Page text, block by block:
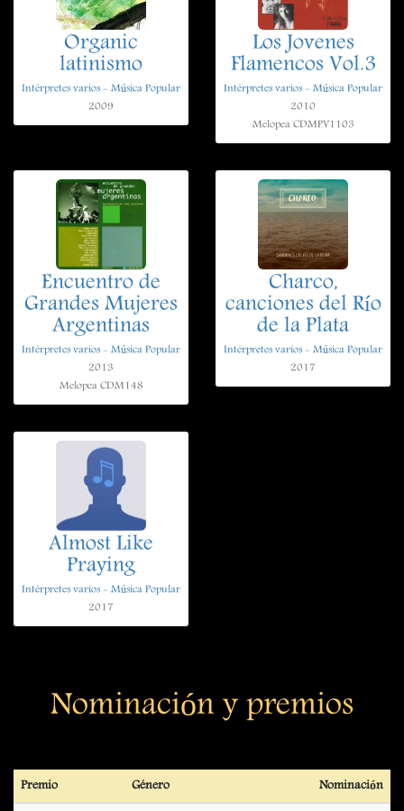
Organic
latinismo
Intérpretes varios - Música Popular
2009
Los Jovenes
Flamencos Vol.3
Intérpretes varios - Música Popular
2010
Melopea CDMPV1103
Encuentro de
Grandes Mujeres
Argentinas
Intérpretes varios - Música Popular
2013
Melopea CDM148
Charco,
canciones del Río
de la Plata
Intérpretes varios - Música Popular
2017
Almost Like
Praying
Intérpretes varios - Música Popular
2017
Nominación y premios
Premio Género Nominación